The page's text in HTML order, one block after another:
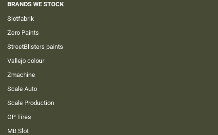
BRANDS WE STOCK
Slotfabrik
Zero Paints
StreetBlisters paints
Vallejo colour
Zmachine
Scale Auto
Scale Production
GP Tires
MB Slot